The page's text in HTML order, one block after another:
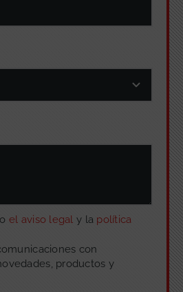
el aviso legaly la política
con
productos y